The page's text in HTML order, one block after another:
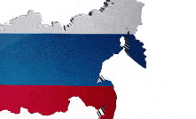
раз ID-1